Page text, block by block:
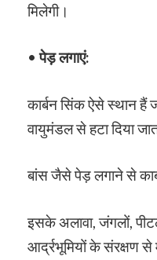
मिलेगी।
•पेड़ लगाएं:
कार्बन सिंक ऐसे स्थान हैं
वायुमंडल से हटा दिया
बांस जैसे पेड़ लगाने से
इसके अलावा, जंगलों,
आर्द्रभूमियों के संरक्षण से